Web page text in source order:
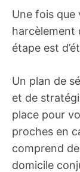
Une fois que
harcèlement
étape est
Un plan de
et de
place pour
proches en
comprend
domicile